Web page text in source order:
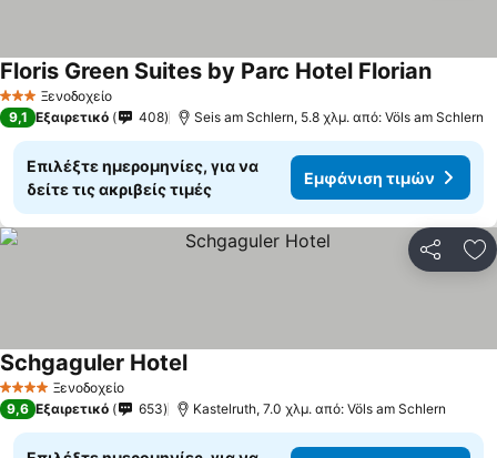
3 ΑστέριαΞενοδοχείο
Floris Green Suites by Parc Hotel Florian
9,1 Εξαιρετικό 408 Seis am Schlern, 5.8 χλμ. από: Völs am Schlern
Επιλέξτε ημερομηνίες, για να
δείτε τις ακριβείς τιμές
Εμφάνιση τιμών
4 ΑστέριαΞενοδοχείο
Schgaguler Hotel
9,6 Εξαιρετικό 653 Kastelruth, 7.0 χλμ. από: Völs am Schlern